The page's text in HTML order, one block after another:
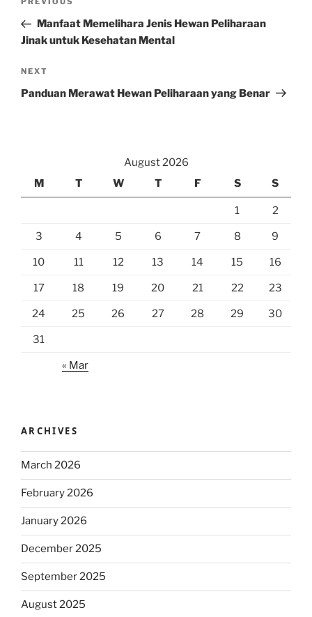
Previous
PostManfaat Memelihara Jenis Hewan Peliharaan
Jinak untuk Kesehatan Mental
Next
Post
NEXT
Panduan Merawat Hewan Peliharaan yang Benar
August 2026
M
T W T F S S
1 2
3 4 5 6 7 8 9
10 11 12 13 14 15 16
17 18 19 20 21 22 23
24 25 26 27 28 29 30
31
« Mar
ARCHIVES
March 2026
February 2026
January 2026
December 2025
September 2025
August 2025